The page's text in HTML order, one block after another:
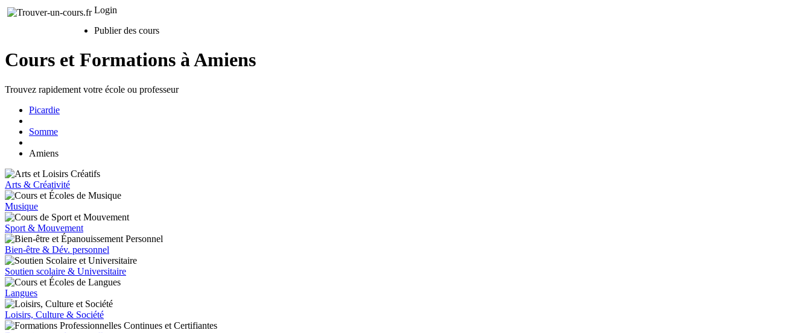
Login
Publier des cours
Cours et Formations à Amiens
Trouvez rapidement votre école ou professeur
Picardie
Somme
Amiens
Arts & Créativité
Musique
Sport & Mouvement
Bien-être & Dév. personnel
Soutien scolaire & Universitaire
Langues
Loisirs, Culture & Société